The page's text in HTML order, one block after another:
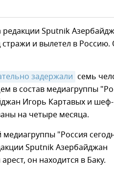
редакции Sputnik
стражи и вылетел в Россию.
задержали семь
в состав медиагруппы
Игорь Картавых и шеф-
на четыре месяца.
"Россия
Sputnik Азербайджан
он находится в Баку.